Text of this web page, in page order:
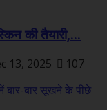
की तैयारी,...
13, 2025 107